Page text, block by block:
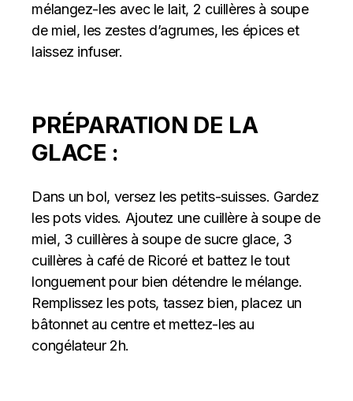
mélangez-les avec le lait, 2 cuillères à soupe
de miel, les zestes d’agrumes, les épices et
laissez infuser.
PRÉPARATION DE LA
GLACE :
Dans un bol, versez les petits-suisses. Gardez
les pots vides. Ajoutez une cuillère à soupe de
miel, 3 cuillères à soupe de sucre glace, 3
cuillères à café de Ricoré et battez le tout
longuement pour bien détendre le mélange.
Remplissez les pots, tassez bien, placez un
bâtonnet au centre et mettez-les au
congélateur 2h.